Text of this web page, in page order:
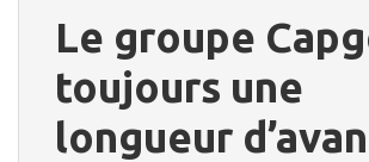
Le groupe
toujours une
longueur